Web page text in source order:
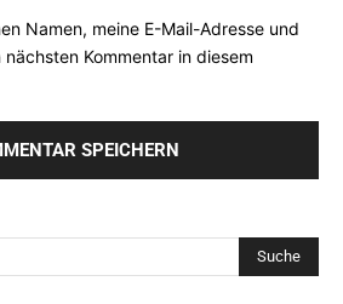
Namen, meine E-Mail-Adresse und
Kommentar in diesem